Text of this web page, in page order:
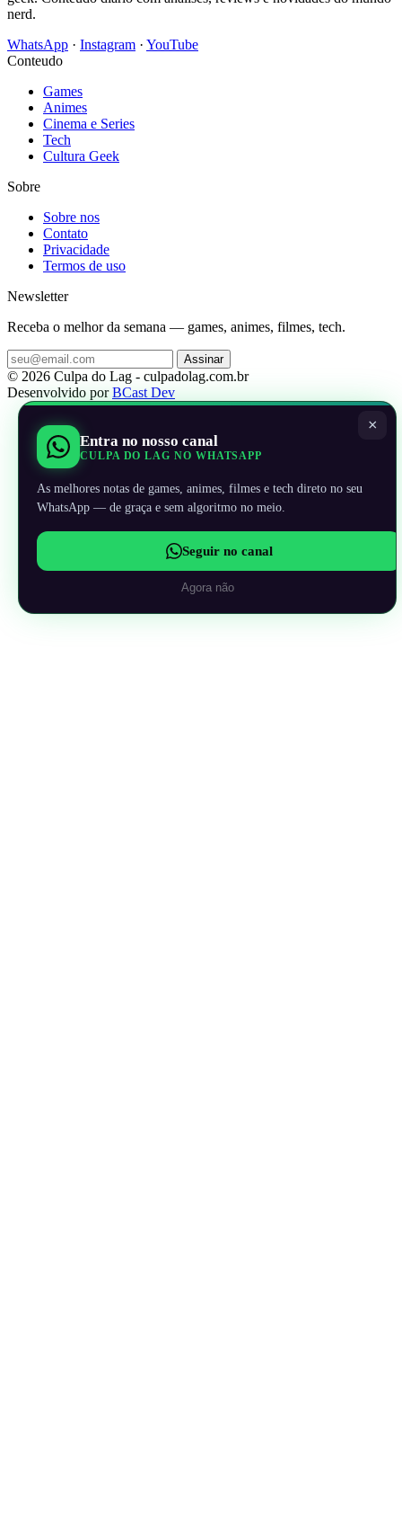
nerd.
WhatsApp · Instagram · YouTube
Conteudo
Games
Animes
Cinema e Series
Tech
Cultura Geek
Sobre
Sobre nos
Contato
Privacidade
Termos de uso
Newsletter
Receba o melhor da semana — games, animes, filmes, tech.
Assinar
© 2026 Culpa do Lag - culpadolag.com.br
Desenvolvido porBCast Dev
×
Entra no nosso canal
CULPA DO LAG NO WHATSAPP
As melhores notas de games, animes, filmes e tech direto no seu
WhatsApp — de graça e sem algoritmo no meio.
Seguir no canal
Agora não